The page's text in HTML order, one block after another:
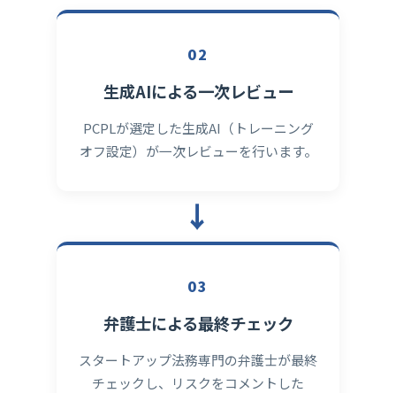
02
生成AIによる一次レビュー
PCPLが選定した生成AI（トレーニング
オフ設定）が一次レビューを行います。
→
03
弁護士による最終チェック
スタートアップ法務専門の弁護士が最終
チェックし、リスクをコメントした